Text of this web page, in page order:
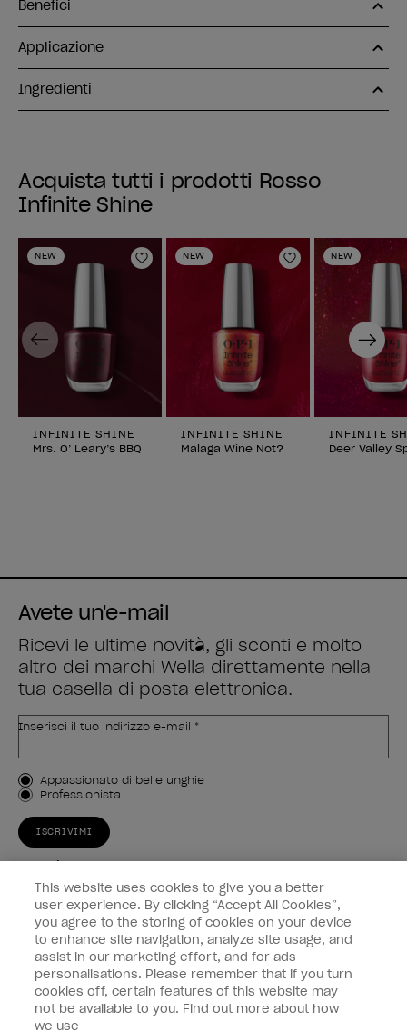
Benefici
Applicazione
Ingredienti
Acquista tutti i prodotti Rosso
Infinite Shine
NEW
Aggiungi alla lista dei desideri
INFINITE SHINE
Mrs. O’ Leary’s BBQ
NEW
Aggiungi alla
INFINITE SHINE
Malaga Wine Not?
NEW
INFINITE
Deer Valley
Previous Next
Avete un'e-mail
Ricevi le ultime novità, gli sconti e molto
altro dei marchi Wella direttamente nella
tua casella di posta elettronica.
Inserisci il tuo indirizzo e-mail *
Tipo di cliente
Appassionato di belle unghie
Professionista
ISCRIVIMI
Esperienza
Collegati
Informazioni sul cliente
This website uses cookies to give you a better
user experience. By clicking “Accept All Cookies”,
you agree to the storing of cookies on your device
to enhance site navigation, analyze site usage, and
assist in our marketing effort, and for ads
personalisations. Please remember that if you turn
cookies off, certain features of this website may
not be available to you. Find out more about how
we use